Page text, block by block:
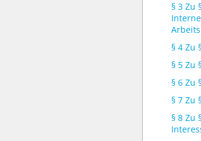
§ 3 Zu
§ 4 Zu
§ 5 Zu
§ 6 Zu
§ 7 Zu
§ 8 Zu